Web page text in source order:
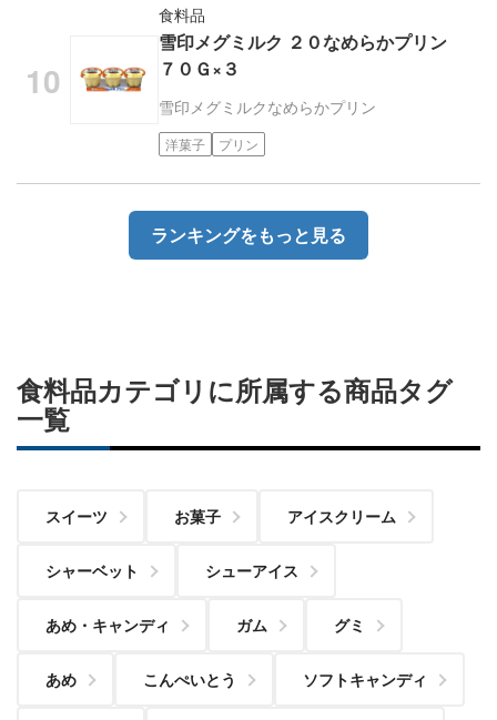
食料品
雪印メグミルク ２０なめらかプリン
７０Ｇ×３
雪印メグミルクなめらかプリン
洋菓子 プリン
ランキングをもっと見る
食料品カテゴリに所属する商品タグ
一覧
スイーツ お菓子 アイスクリーム
シャーベット シューアイス
あめ・キャンディ ガム グミ
あめ こんぺいとう ソフトキャンディ